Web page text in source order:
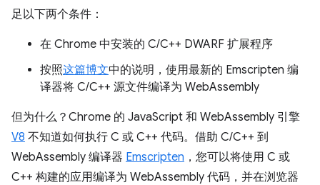
足以下两个条件：
在 Chrome 中安装的 C/C++ DWARF 扩展程序
按照这篇博文中的说明，使用最新的 Emscripten 编
译器将 C/C++ 源文件编译为 WebAssembly
但为什么？Chrome 的 JavaScript 和 WebAssembly 引擎
V8 不知道如何执行 C 或 C++ 代码。借助 C/C++ 到
WebAssembly 编译器 Emscripten ，您可以将使用 C 或
C++ 构建的应用编译为 WebAssembly 代码，并在浏览器